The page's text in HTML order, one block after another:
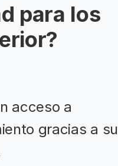
para los
acceso a
gracias a su